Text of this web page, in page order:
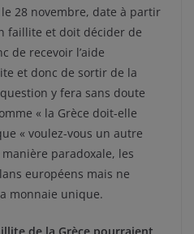
28 novembre, date à partir
faillite et doit décider de
de recevoir l’aide
et donc de sortir de la
y fera sans doute
« la Grèce doit-elle
« voulez-vous un autre
paradoxale, les
européens mais ne
monnaie unique.